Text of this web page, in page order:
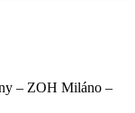
– ZOH Miláno –